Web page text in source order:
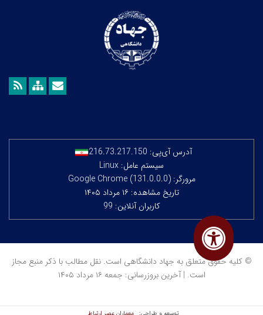
آدرس آی‌پی: 216.73.217.150
سیستم عامل: Linux
مرورگر: Google Chrome (131.0.0.0)
تاریخ مشاهده: ۱۶ مرداد ۱۴۰۵
کاربران آنلاین: 99
© کلیه حقوق متعلق به جهاد دانشگاهی است. نقل مطالب با ذکر منبع مجاز
است. | آخرین بروزرسانی: جمعه ۱۶ مرداد ۱۴۰۵
معماران عصر‌ ارتباط